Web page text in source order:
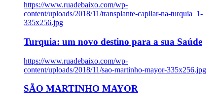
https://www.ruadebaixo.com/wp-
content/uploads/2018/11/transplante-capilar-na-turquia_1-
335x256.jpg
Turquia: um novo destino para a sua Saúde
https://www.ruadebaixo.com/wp-
content/uploads/2018/11/sao-martinho-mayor-335x256.jpg
SÃO MARTINHO MAYOR